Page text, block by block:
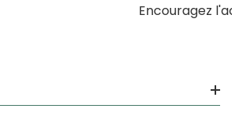
Encouragez